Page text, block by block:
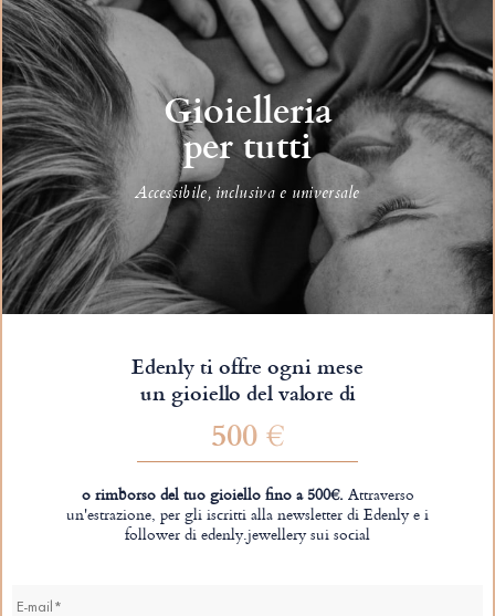
Gioielleria
per tutti
Accessibile, inclusiva e universale
Edenly ti offre ogni mese
un gioiello del valore di
500 €
o rimborso del tuo gioiello fino a 500€.Attraverso
un'estrazione, per gli iscritti alla newsletter di Edenly e i
follower di edenly.jewellery sui social